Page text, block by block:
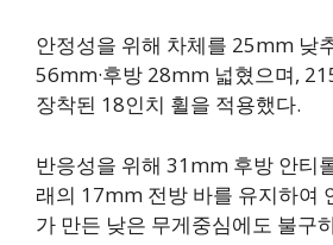
안정성을 위해 차체를 25mm 낮
56mm·후방 28mm 넓혔으며,
장착된 18인치 휠을 적용했다.
반응성을 위해 31mm 후방 안티
래의 17mm 전방 바를 유지하여
가 만든 낮은 무게중심에도 불구